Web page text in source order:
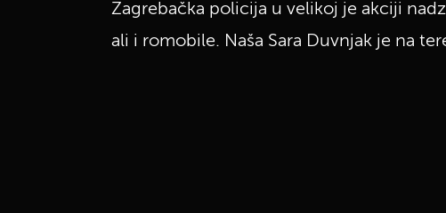
Zagrebačka policija u velikoj je akciji
ali i romobile. Naša Sara Duvnjak je na